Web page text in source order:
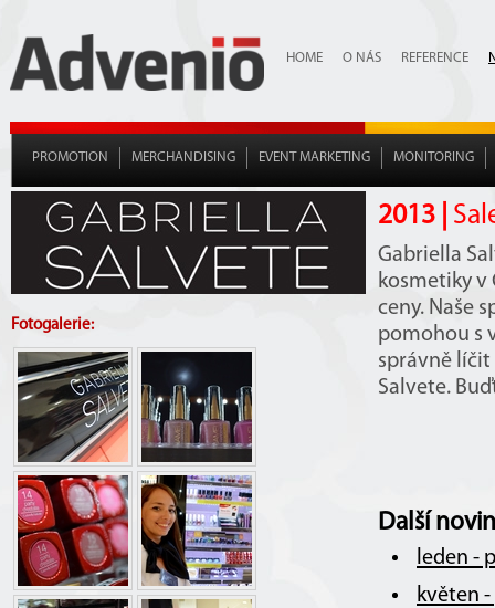
HOME O NÁS REFERENCE
PROMOTION MERCHANDISING EVENT MARKETING MONITORING
Fotogalerie:
2013 |
Gabriella
kosmetiky v
ceny. Naše
pomohou s
správně líčit
Salvete.
Další
leden -
květen